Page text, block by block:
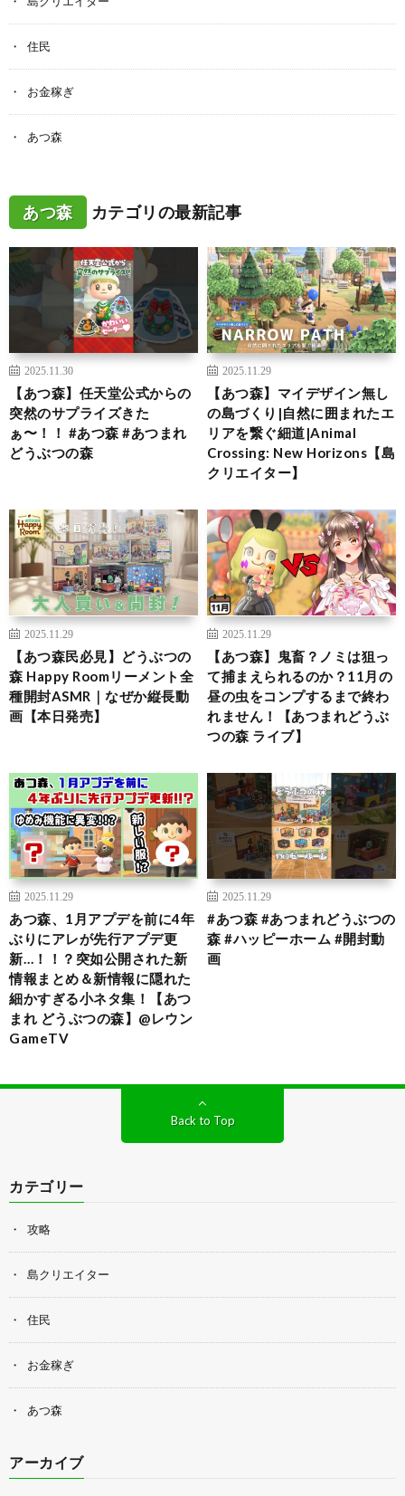
住民
お金稼ぎ
あつ森
あつ森 カテゴリの最新記事
2025.11.30
【あつ森】任天堂公式からの
突然のサプライズきた
ぁ〜！！ #あつ森 #あつまれ
どうぶつの森
2025.11.29
【あつ森】マイデザイン無し
の島づくり|自然に囲まれたエ
リアを繋ぐ細道|Animal
Crossing: New Horizons【島
クリエイター】
2025.11.29
【あつ森民必見】どうぶつの
森 Happy Roomリーメント全
種開封ASMR｜なぜか縦長動
画【本日発売】
2025.11.29
【あつ森】鬼畜？ノミは狙っ
て捕まえられるのか？11月の
昼の虫をコンプするまで終わ
れません！【あつまれどうぶ
つの森 ライブ】
2025.11.29
あつ森、1月アプデを前に4年
ぶりにアレが先行アプデ更
新…！！？突如公開された新
情報まとめ＆新情報に隠れた
細かすぎる小ネタ集！【あつ
まれ どうぶつの森】@レウン
GameTV
2025.11.29
#あつ森 #あつまれどうぶつの
森 #ハッピーホーム #開封動
画
Back to Top
カテゴリー
攻略
島クリエイター
住民
お金稼ぎ
あつ森
アーカイブ